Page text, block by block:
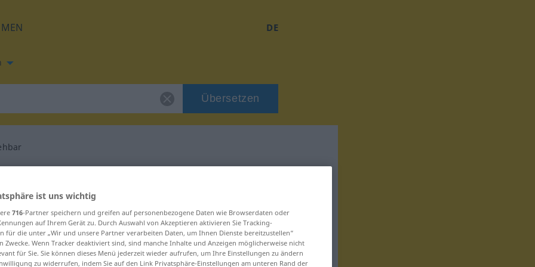
DE
Übersetzen
für "unübersehbar"
ist uns wichtig
716-Partner speichern und greifen auf personenbezogene Daten wie Browserdaten oder
auf Ihrem Gerät zu. Durch Auswahl von Akzeptieren aktivieren Sie Tracking-
für die unter „Wir und unsere Partner verarbeiten Daten, um Ihnen Dienste bereitzustellen“
Zwecke. Wenn Tracker deaktiviert sind, sind manche Inhalte und Anzeigen möglicherweise nicht
für Sie. Sie können dieses Menü jederzeit wieder aufrufen, um Ihre Einstellungen zu ändern
zu widerrufen, indem Sie auf den Link Privatsphäre-Einstellungen am unteren Rand der